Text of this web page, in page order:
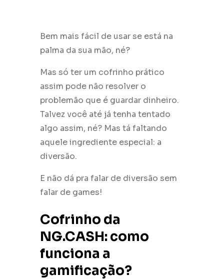
Bem mais fácil de usar se está na
palma da sua mão, né?
Mas só ter um cofrinho prático
assim pode não resolver o
problemão que é guardar dinheiro.
Talvez você até já tenha tentado
algo assim, né? Mas tá faltando
aquele ingrediente especial: a
diversão.
E não dá pra falar de diversão sem
falar de games!
Cofrinho da
NG.CASH: como
funciona a
gamificação?